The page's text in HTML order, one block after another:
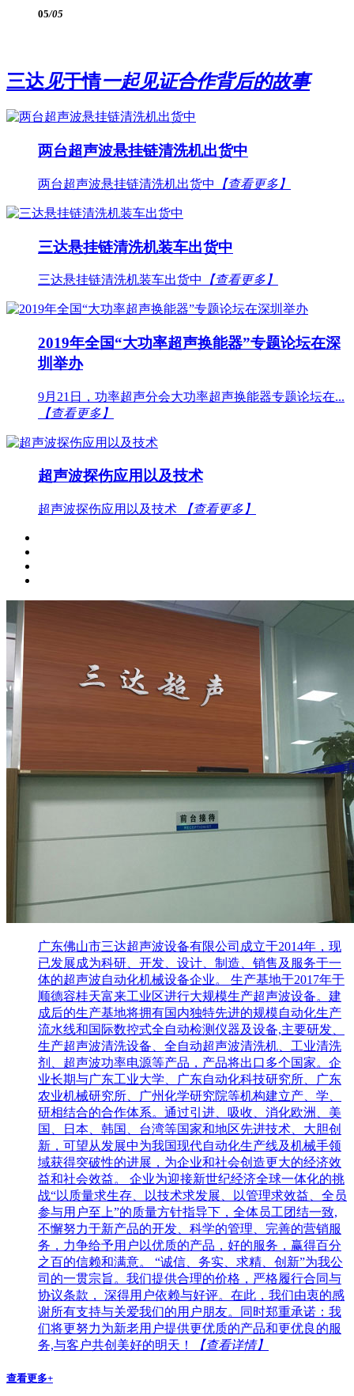
05/05
三达见于情一起见证合作背后的故事
两台超声波悬挂链清洗机出货中
两台超声波悬挂链清洗机出货中 【查看更多】
三达悬挂链清洗机装车出货中
三达悬挂链清洗机装车出货中 【查看更多】
2019年全国“大功率超声换能器”专题论坛在深
圳举办
9月21日，功率超声分会大功率超声换能器专题论坛在...
【查看更多】
超声波探伤应用以及技术
超声波探伤应用以及技术 【查看更多】
广东佛山市三达超声波设备有限公司成立于2014年，现
已发展成为科研、开发、设计、制造、销售及服务于一
体的超声波自动化机械设备企业。 生产基地于2017年于
顺德容桂天富来工业区进行大规模生产超声波设备。建
成后的生产基地将拥有国内独特先进的规模自动化生产
流水线和国际数控式全自动检测仪器及设备,主要研发、
生产超声波清洗设备、全自动超声波清洗机、工业清洗
剂、超声波功率电源等产品，产品将出口多个国家。企
业长期与广东工业大学、广东自动化科技研究所、广东
农业机械研究所、广州化学研究院等机构建立产、学、
研相结合的合作体系。通过引进、吸收、消化欧洲、美
国、日本、韩国、台湾等国家和地区先进技术、大胆创
新，可望从发展中为我国现代自动化生产线及机械手领
域获得突破性的进展，为企业和社会创造更大的经济效
益和社会效益。 企业为迎接新世纪经济全球一体化的挑
战“以质量求生存、以技术求发展、以管理求效益、全员
参与用户至上”的质量方针指导下，全体员工团结一致,
不懈努力于新产品的开发、科学的管理、完善的营销服
务，力争给予用户以优质的产品，好的服务，赢得百分
之百的信赖和满意。 “诚信、务实、求精、创新”为我公
司的一贯宗旨。我们提供合理的价格，严格履行合同与
协议条款， 深得用户依赖与好评。在此，我们由衷的感
谢所有支持与关爱我们的用户朋友。同时郑重承诺：我
们将更努力为新老用户提供更优质的产品和更优良的服
务,与客户共创美好的明天！
【查看详情】
查看更多+